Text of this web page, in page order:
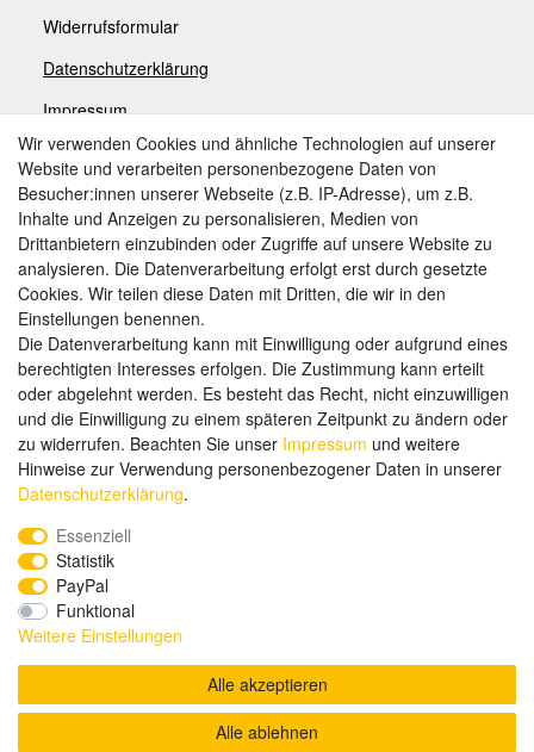
Widerrufsformular
Datenschutzerklärung
Impressum
Zahlungsarten
Weitere Zahlungsarten:
Kauf auf Rechnung
Vorkasse
Hier sind wir
© Copyright 2020 send-it-2-me.de. Alle Rechte vorbehalten.
Wir verwenden Cookies und ähnliche Technologien auf unserer
Website und verarbeiten personenbezogene Daten von
Besucher:innen unserer Webseite (z.B. IP-Adresse), um z.B.
Inhalte und Anzeigen zu personalisieren, Medien von
Drittanbietern einzubinden oder Zugriffe auf unsere Website zu
analysieren. Die Datenverarbeitung erfolgt erst durch gesetzte
Cookies. Wir teilen diese Daten mit Dritten, die wir in den
Einstellungen benennen.
Die Datenverarbeitung kann mit Einwilligung oder aufgrund eines
berechtigten Interesses erfolgen. Die Zustimmung kann erteilt
oder abgelehnt werden. Es besteht das Recht, nicht einzuwilligen
und die Einwilligung zu einem späteren Zeitpunkt zu ändern oder
zu widerrufen. Beachten Sie unser Impressum und weitere
Hinweise zur Verwendung personenbezogener Daten in unserer
Daten­schutz­erklärung.
Essenziell
Statistik
PayPal
Funktional
Weitere Einstellungen
Alle akzeptieren
Alle ablehnen